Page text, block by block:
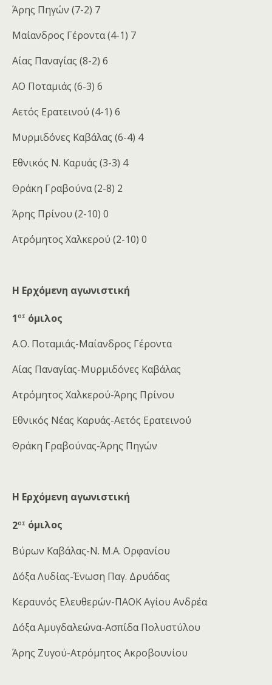
Άρης Πηγών (7-2) 7
Μαίανδρος Γέροντα (4-1) 7
Αίας Παναγίας (8-2) 6
ΑΟ Ποταμιάς (6-3) 6
Αετός Ερατεινού (4-1) 6
Μυρμιδόνες Καβάλας (6-4) 4
Εθνικός Ν. Καρυάς (3-3) 4
Θράκη Γραβούνα (2-8) 2
Άρης Πρίνου (2-10) 0
Ατρόμητος Χαλκερού (2-10) 0
Η Ερχόμενη αγωνιστική
1ος όμιλος
Α.Ο. Ποταμιάς-Μαίανδρος Γέροντα
Αίας Παναγίας-Μυρμιδόνες Καβάλας
Ατρόμητος Χαλκερού-Άρης Πρίνου
Εθνικός Νέας Καρυάς-Αετός Ερατεινού
Θράκη Γραβούνας-Άρης Πηγών
Η Ερχόμενη αγωνιστική
2ος όμιλος
Βύρων Καβάλας-Ν. Μ.Α. Ορφανίου
Δόξα Λυδίας-Ένωση Παγ. Δρυάδας
Κεραυνός Ελευθερών-ΠΑΟΚ Αγίου Ανδρέα
Δόξα Αμυγδαλεώνα-Ασπίδα Πολυστύλου
Άρης Ζυγού-Ατρόμητος Ακροβουνίου